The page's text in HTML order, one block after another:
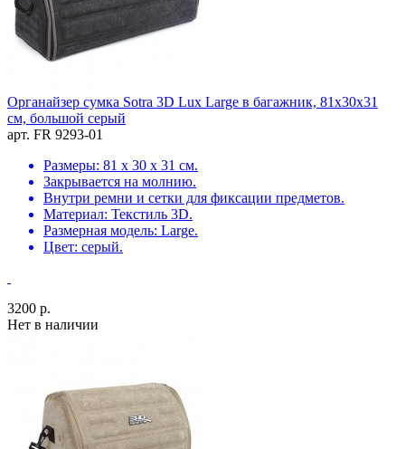
Органайзер сумка Sotra 3D Lux Large в багажник, 81x30x31
см, большой серый
арт. FR 9293-01
Размеры: 81 х 30 х 31 см.
Закрывается на молнию.
Внутри ремни и сетки для фиксации предметов.
Материал: Текстиль 3D.
Размерная модель: Large.
Цвет: серый.
3200 р.
Нет в наличии